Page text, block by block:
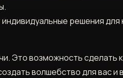
решения
Это возможность
волшебство для вас и